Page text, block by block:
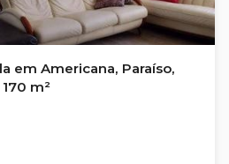
em Americana, Paraíso,
m²